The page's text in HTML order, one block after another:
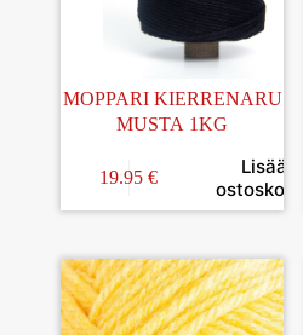
MOPPARI KIERRENARU
MUSTA 1KG
19.95 €
Lisää
ostoskoriin